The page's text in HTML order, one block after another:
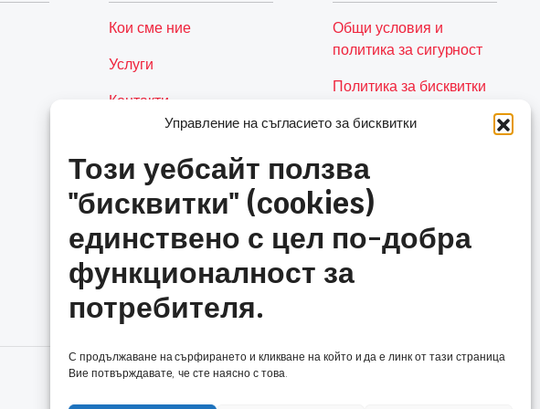
Управление на съгласието за бисквитки
Този уебсайт ползва
"бисквитки" (cookies)
единствено с цел по-добра
функционалност за
потребителя.
С продължаване на сърфирането и кликване на който и да е линк от тази страница
Вие потвърждавате, че сте наясно с това.
Кои сме ние
Услуги
Контакти
Общи условия и
политика за сигурност
Политика за бисквитки